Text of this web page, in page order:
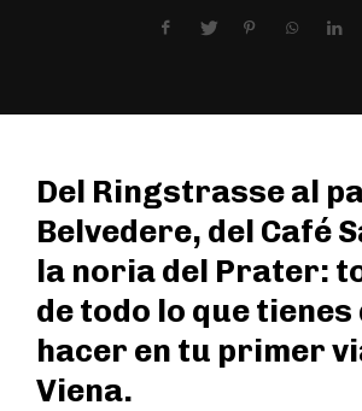
Del Ringstrasse al
Belvedere, del Café
la noria del Prater:
de todo lo que tienes
hacer en tu primer
Viena.